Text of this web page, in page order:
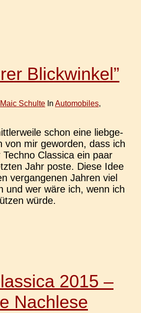
Blickwinkel”
Maic Schulte In Automobiles,
schon eine lieb­ge­
von mir gewor­den, dass ich
Clas­si­ca ein paar
Jahr poste. Diese Idee
ver­gan­ge­nen Jahren viel
und wer wäre ich, wenn ich
würde.
2015 –
Nachlese